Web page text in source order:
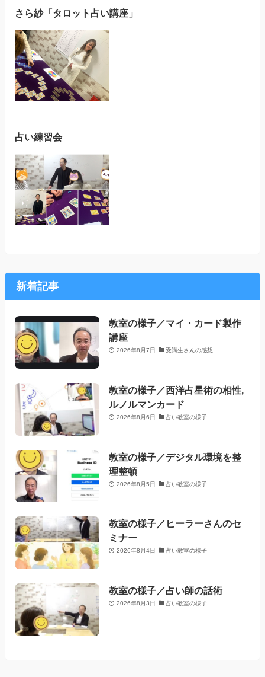
さら紗「タロット占い講座」
占い練習会
新着記事
教室の様子／マイ・カード製作
講座
2026年8月7日 受講生さんの感想
教室の様子／西洋占星術の相性,
ルノルマンカード
2026年8月6日 占い教室の様子
教室の様子／デジタル環境を整
理整頓
2026年8月5日 占い教室の様子
教室の様子／ヒーラーさんのセ
ミナー
2026年8月4日 占い教室の様子
教室の様子／占い師の話術
2026年8月3日 占い教室の様子